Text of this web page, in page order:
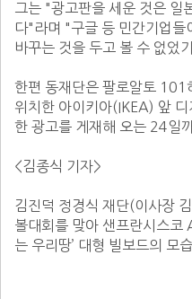
그는 "광고판을 세운 것은 일
다"라며 "구글 등 민간기업들
바꾸는 것을 두고 볼 수 없었
한편 동재단은 팔로알토 101
위치한 아이키아(IKEA) 앞
한 광고를 게재해 오는 24일
<김종식 기자>
김진덕 정경식 재단(이사장
볼대회를 맞아 샌프란시스코
는 우리땅’ 대형 빌보드의 모습.